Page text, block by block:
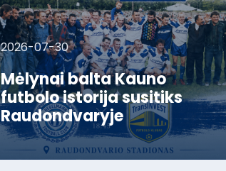
2026-07-30
Mėlynai balta Kauno
futbolo istorija susitiks
Raudondvaryje